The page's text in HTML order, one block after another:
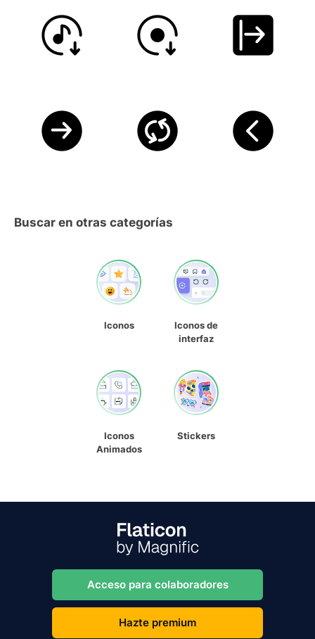
Buscar en otras categorías
Iconos
Iconos de
interfaz
Iconos
Animados
Stickers
Acceso para colaboradores
Hazte premium